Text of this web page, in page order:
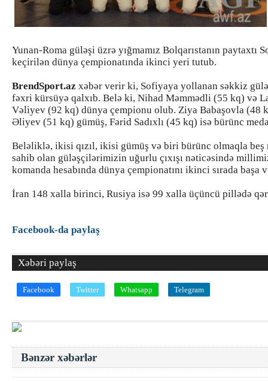
Yunan-Roma güləşi üzrə yığmamız Bolqarıstanın paytaxtı
keçirilən dünya çempionatında ikinci yeri tutub.
BrendSport.az xəbər verir ki, Sofiyaya yollanan səkkiz
fəxri kürsüyə qalxıb. Belə ki, Nihad Məmmədli (55 kq) və
Vəliyev (92 kq) dünya çempionu olub. Ziya Babaşovla (48
Əliyev (51 kq) gümüş, Fərid Sadıxlı (45 kq) isə bürünc
Beləliklə, ikisi qızıl, ikisi gümüş və biri bürünc olmaqla beş
sahib olan güləşçilərimizin uğurlu çıxışı nəticəsində
komanda hesabında dünya çempionatını ikinci sırada başa
İran 148 xalla birinci, Rusiya isə 99 xalla üçüncü pillədə
Facebook-da paylaş
Xəbəri paylaş
Facebook Twitter Whatsapp Telegram
Bənzər xəbərlər